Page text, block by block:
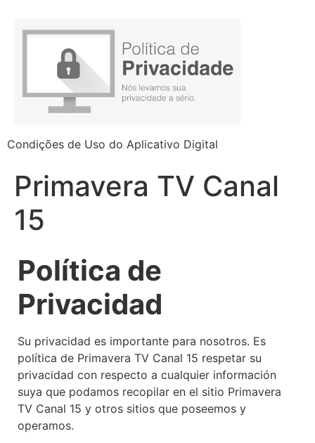
Condições de Uso do Aplicativo Digital
Primavera TV Canal
15
Política de
Privacidad
Su privacidad es importante para nosotros. Es
política de Primavera TV Canal 15 respetar su
privacidad con respecto a cualquier información
suya que podamos recopilar en el sitio Primavera
TV Canal 15 y otros sitios que poseemos y
operamos.